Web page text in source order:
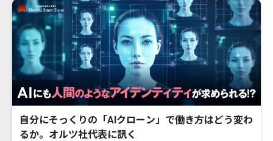
自分にそっくりの「AIクローン」で働き方はどう変わ
るか。オルツ社代表に訊く